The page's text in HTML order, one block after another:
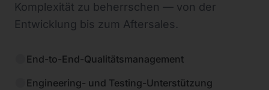
Komplexität zu beherrschen — von der
Entwicklung bis zum Aftersales.
End-to-End-Qualitätsmanagement
Engineering- und Testing-Unterstützung